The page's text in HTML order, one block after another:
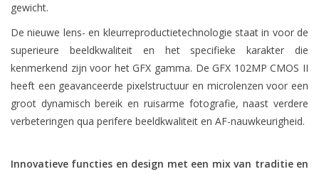
gewicht.
De nieuwe lens- en kleurreproductietechnologie staat in voor de
superieure beeldkwaliteit en het specifieke karakter die
kenmerkend zijn voor het GFX gamma. De GFX 102MP CMOS II
heeft een geavanceerde pixelstructuur en microlenzen voor een
groot dynamisch bereik en ruisarme fotografie, naast verdere
verbeteringen qua perifere beeldkwaliteit en AF-nauwkeurigheid.
Innovatieve functies en design met een mix van traditie en